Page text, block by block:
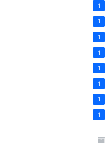
1
1
1
1
1
1
1
1